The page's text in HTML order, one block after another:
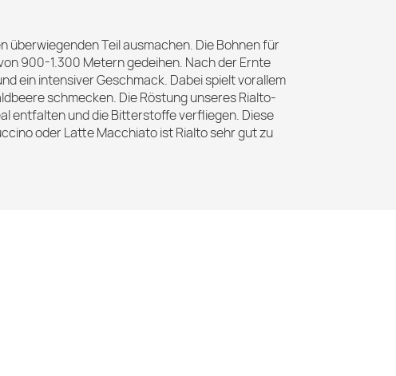
überwiegenden Teil ausmachen. Die Bohnen für
900-1.300 Metern gedeihen. Nach der Ernte
ein intensiver Geschmack. Dabei spielt vorallem
schmecken. Die Röstung unseres Rialto-
entfalten und die Bitterstoffe verfliegen. Diese
oder Latte Macchiato ist Rialto sehr gut zu